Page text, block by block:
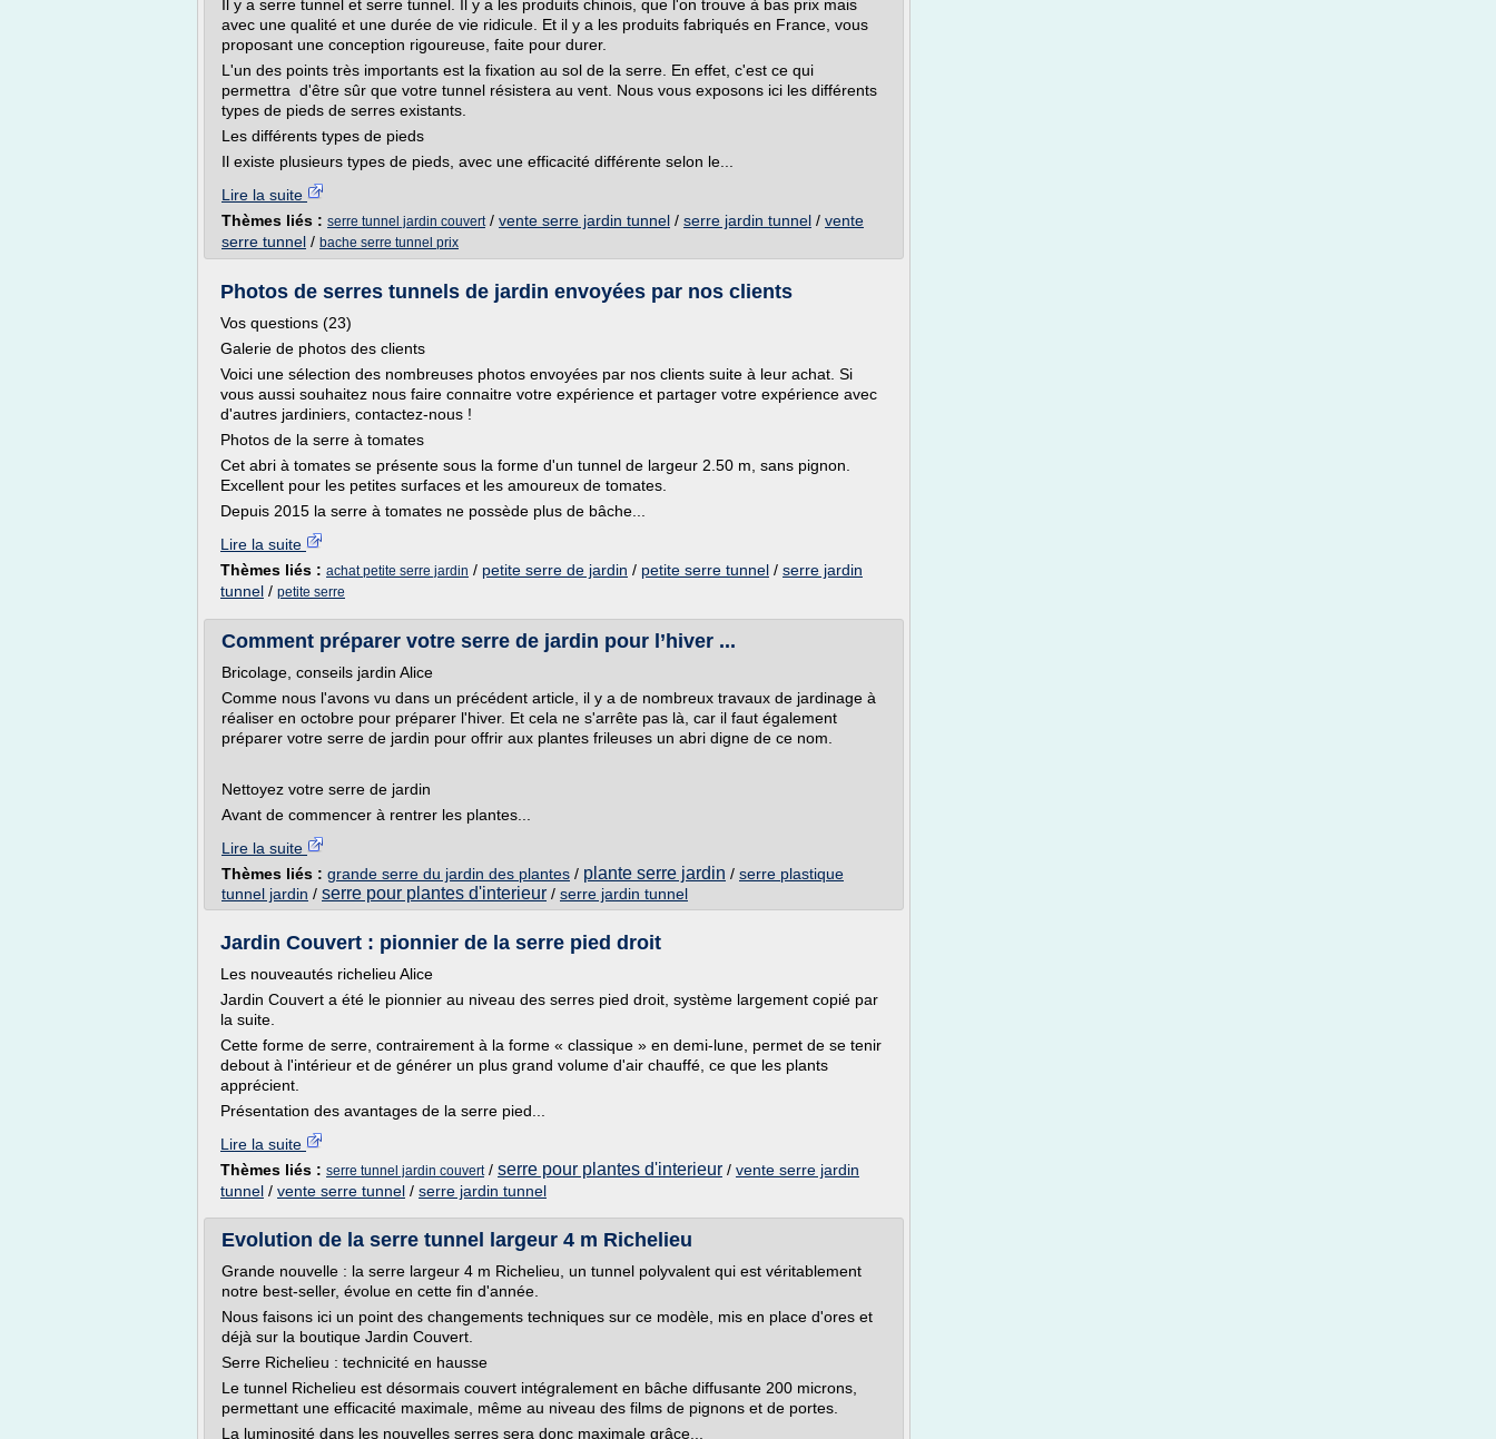
Il y a serre tunnel et serre tunnel. Il y a les produits chinois, que l'on trouve à bas prix mais
avec une qualité et une durée de vie ridicule. Et il y a les produits fabriqués en France, vous
proposant une conception rigoureuse, faite pour durer.
L'un des points très importants est la fixation au sol de la serre. En effet, c'est ce qui
permettra d'être sûr que votre tunnel résistera au vent. Nous vous exposons ici les différents
types de pieds de serres existants.
Les différents types de pieds
Il existe plusieurs types de pieds, avec une efficacité différente selon le...
Lire la suite
Thèmes liés : serre tunnel jardin couvert/ vente serre jardin tunnel / serre jardin tunnel / vente
serre tunnel / bache serre tunnel prix
Photos de serres tunnels de jardin envoyées par nos clients
Vos questions (23)
Galerie de photos des clients
Voici une sélection des nombreuses photos envoyées par nos clients suite à leur achat. Si
vous aussi souhaitez nous faire connaitre votre expérience et partager votre expérience avec
d'autres jardiniers, contactez-nous !
Photos de la serre à tomates
Cet abri à tomates se présente sous la forme d'un tunnel de largeur 2.50 m, sans pignon.
Excellent pour les petites surfaces et les amoureux de tomates.
Depuis 2015 la serre à tomates ne possède plus de bâche...
Lire la suite
Thèmes liés : achat petite serre jardin / petite serre de jardin / petite serre tunnel / serre jardin
tunnel / petite serre
Comment préparer votre serre de jardin pour l’hiver ...
Bricolage, conseils jardin Alice
Comme nous l'avons vu dans un précédent article, il y a de nombreux travaux de jardinage à
réaliser en octobre pour préparer l'hiver. Et cela ne s'arrête pas là, car il faut également
préparer votre serre de jardin pour offrir aux plantes frileuses un abri digne de ce nom.
Nettoyez votre serre de jardin
Avant de commencer à rentrer les plantes...
Lire la suite
Thèmes liés : grande serre du jardin des plantes / plante serre jardin / serre plastique
tunnel jardin / serre pour plantes d'interieur / serre jardin tunnel
Jardin Couvert : pionnier de la serre pied droit
Les nouveautés richelieu Alice
Jardin Couvert a été le pionnier au niveau des serres pied droit, système largement copié par
la suite.
Cette forme de serre, contrairement à la forme « classique » en demi-lune, permet de se tenir
debout à l'intérieur et de générer un plus grand volume d'air chauffé, ce que les plants
apprécient.
Présentation des avantages de la serre pied...
Lire la suite
Thèmes liés : serre tunnel jardin couvert/ serre pour plantes d'interieur / vente serre jardin
tunnel / vente serre tunnel / serre jardin tunnel
Evolution de la serre tunnel largeur 4 m Richelieu
Grande nouvelle : la serre largeur 4 m Richelieu, un tunnel polyvalent qui est véritablement
notre best-seller, évolue en cette fin d'année.
Nous faisons ici un point des changements techniques sur ce modèle, mis en place d'ores et
déjà sur la boutique Jardin Couvert.
Serre Richelieu : technicité en hausse
Le tunnel Richelieu est désormais couvert intégralement en bâche diffusante 200 microns,
permettant une efficacité maximale, même au niveau des films de pignons et de portes.
La luminosité dans les nouvelles serres sera donc maximale grâce...